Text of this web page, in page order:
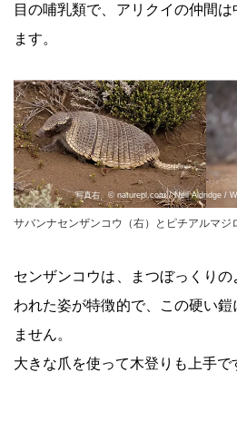
目の哺乳類で、アリクイの仲間
ます。
写真右 © naturepl.com / Neil Aldridge /
サバンナセンザンコウ（右）とピチアルマジ
センザンコウは、まつぼっくり
われた姿が特徴的で、この硬い
ません。
大きな爪を使って木登りも上手で